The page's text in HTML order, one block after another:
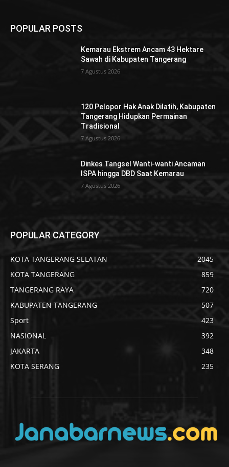
POPULAR POSTS
Kemarau Ekstrem Ancam 43 Hektare
Sawah di Kabupaten Tangerang
7 Agustus 2026
120 Pelopor Hak Anak Dilatih, Kabupaten
Tangerang Hidupkan Permainan
Tradisional
7 Agustus 2026
Dinkes Tangsel Wanti-wanti Ancaman
ISPA hingga DBD Saat Kemarau
7 Agustus 2026
POPULAR CATEGORY
KOTA TANGERANG SELATAN
2045
KOTA TANGERANG
859
TANGERANG RAYA
720
KABUPATEN TANGERANG
507
Sport
423
NASIONAL
392
JAKARTA
348
KOTA SERANG
235